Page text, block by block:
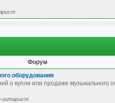
Форум
оборудования
о купли или продаже музыкального
гитарист